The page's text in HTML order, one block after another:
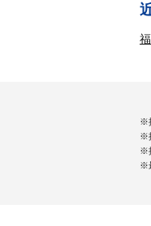
※
※
※
※